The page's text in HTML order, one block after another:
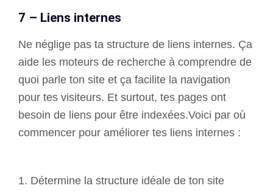
7 – Liens internes
Ne néglige pas ta structure de liens internes. Ça
aide les moteurs de recherche à comprendre de
quoi parle ton site et ça facilite la navigation
pour tes visiteurs. Et surtout, tes pages ont
besoin de liens pour être indexées.Voici par où
commencer pour améliorer tes liens internes :
Détermine la structure idéale de ton site